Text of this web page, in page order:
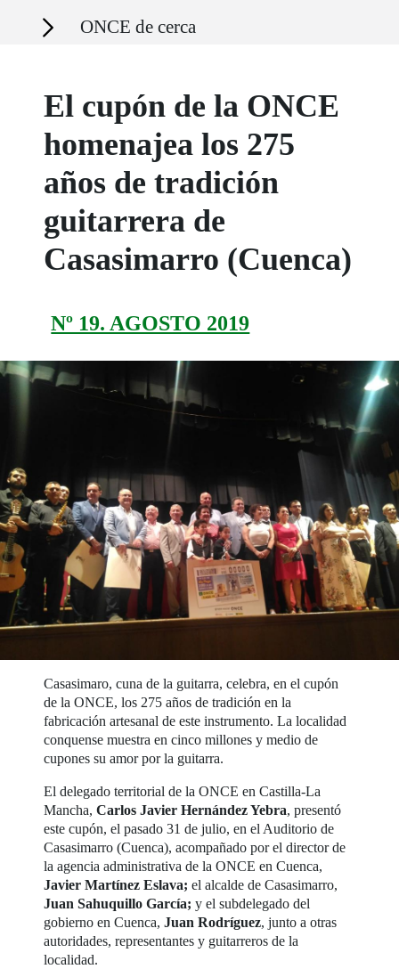
Secciones ONCE de cerca
El cupón de la ONCE
homenajea los 275
años de tradición
guitarrera de
Casasimarro (Cuenca)
Nº 19. AGOSTO 2019
Casasimaro, cuna de la guitarra, celebra, en el cupón
de la ONCE, los 275 años de tradición en la
fabricación artesanal de este instrumento. La localidad
conquense muestra en cinco millones y medio de
cupones su amor por la guitarra.
El delegado territorial de la ONCE en Castilla-La
Mancha,Carlos Javier Hernández Yebra, presentó
este cupón, el pasado 31 de julio, en el Auditorio de
Casasimarro (Cuenca), acompañado por el director de
la agencia administrativa de la ONCE en Cuenca,
Javier Martínez Eslava; el alcalde de Casasimarro,
Juan Sahuquillo García;y el subdelegado del
gobierno en Cuenca,Juan Rodríguez, junto a otras
autoridades, representantes y guitarreros de la
localidad.